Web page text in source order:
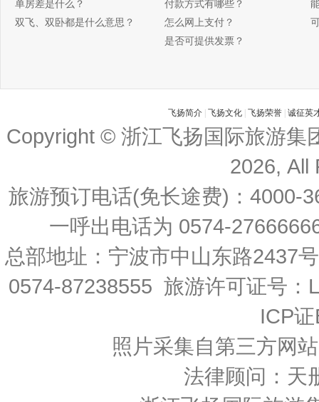
单房差是什么？
双飞、双卧都是什么意思？
付款方式有哪些？
怎么网上支付？
是否可提供发票？
飞扬简介 飞扬文化 飞扬荣誉 诚征英
Copyright © 浙江飞扬国际旅游集
2026, All
旅游预订电话(免长途费)：4000-
一呼出电话为 0574-
总部地址：宁波市中山东路2437
0574-87238555 旅游许可证号
ICP
照片采集自第三方网
法律顾问：天